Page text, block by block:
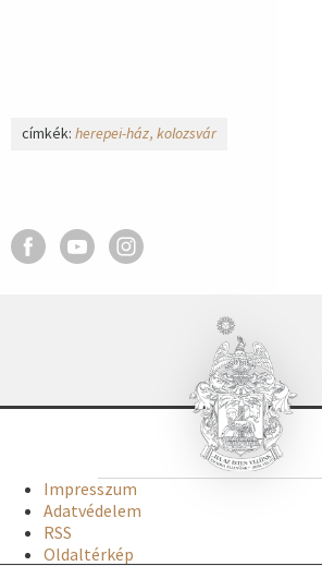
címkék: herepei-ház kolozsvár
Impresszum
Adatvédelem
RSS
Oldaltérkép